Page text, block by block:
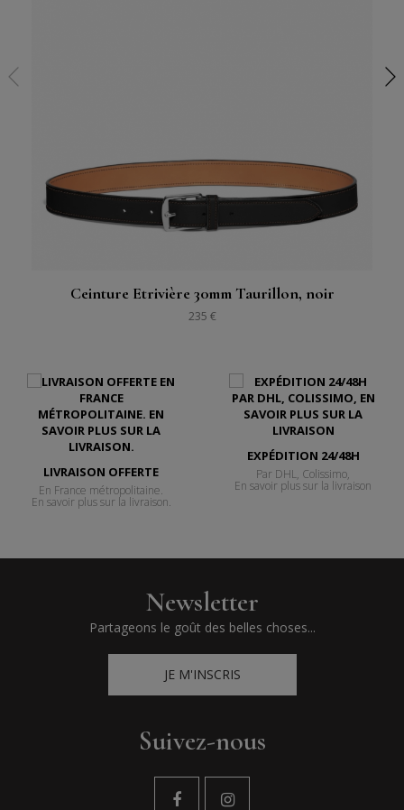
Ceinture Etrivière 30mm Taurillon, noir
235 €
LIVRAISON OFFERTE
En France métropolitaine.
En savoir plus sur la livraison.
EXPÉDITION 24/48H
Par DHL, Colissimo,
En savoir plus sur la livraison
Newsletter
Partageons le goût des belles choses...
JE M'INSCRIS
Suivez-nous